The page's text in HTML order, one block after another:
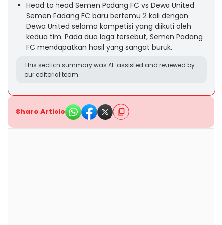
Head to head Semen Padang FC vs Dewa United
Semen Padang FC baru bertemu 2 kali dengan
Dewa United selama kompetisi yang diikuti oleh
kedua tim. Pada dua laga tersebut, Semen Padang
FC mendapatkan hasil yang sangat buruk.
This section summary was AI-assisted and reviewed by
our editorial team.
Share Article